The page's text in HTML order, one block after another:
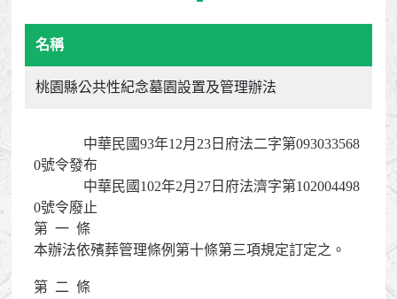
名稱
桃園縣公共性紀念墓園設置及管理辦法
0號令發布
0號令廢止
第  一  條
本辦法依殯葬管理條例第十條第三項規定訂定之。
第  二  條